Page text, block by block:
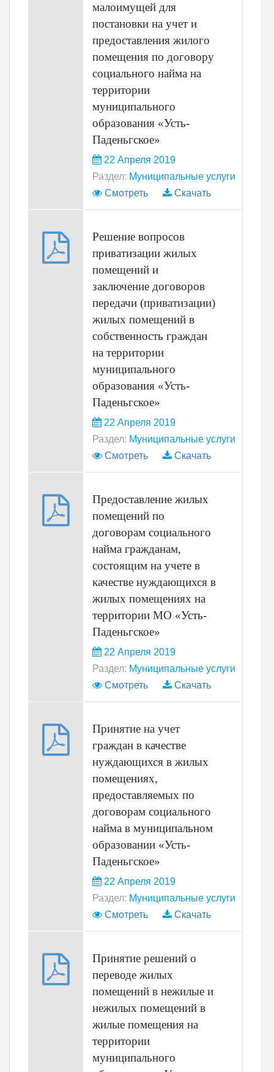
малоимущей для
постановки на учет и
предоставления жилого
помещения по договору
социального найма на
территории
муниципального
образования «Усть-
Паденьгское»
22 Апреля 2019
Раздел: Муниципальные услуги
Смотреть
Скачать
Решение вопросов
приватизации жилых
помещений и
заключение договоров
передачи (приватизации)
жилых помещений в
собственность граждан
на территории
муниципального
образования «Усть-
Паденьгское»
22 Апреля 2019
Раздел: Муниципальные услуги
Смотреть
Скачать
Предоставление жилых
помещений по
договорам социального
найма гражданам,
состоящим на учете в
качестве нуждающихся в
жилых помещениях на
территории МО «Усть-
Паденьгское»
22 Апреля 2019
Раздел: Муниципальные услуги
Смотреть
Скачать
Принятие на учет
граждан в качестве
нуждающихся в жилых
помещениях,
предоставляемых по
договорам социального
найма в муниципальном
образовании «Усть-
Паденьгское»
22 Апреля 2019
Раздел: Муниципальные услуги
Смотреть
Скачать
Принятие решений о
переводе жилых
помещений в нежилые и
нежилых помещений в
жилые помещения на
территории
муниципального